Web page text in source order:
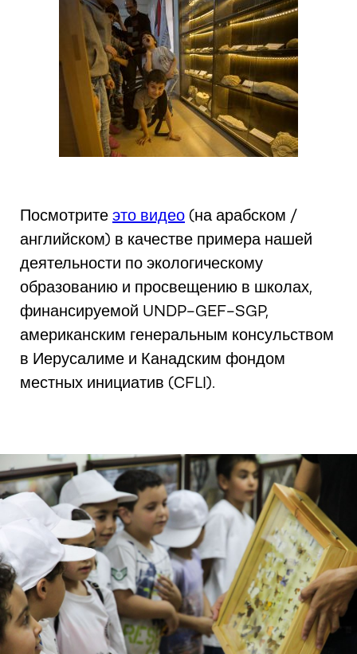
Посмотрите это видео (на арабском /
английском) в качестве примера нашей
деятельности по экологическому
образованию и просвещению в школах,
финансируемой UNDP-GEF-SGP,
американским генеральным консульством
в Иерусалиме и Канадским фондом
местных инициатив (CFLI).